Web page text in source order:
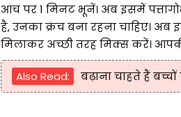
आंच पर 1 मिनट भूनें। अब इसमें
है, उनका क्रंच बना रहना चाहिए।
मिलाकर अच्छी तरह मिक्स करें।
Also Read: बढ़ाना चाहते हैं